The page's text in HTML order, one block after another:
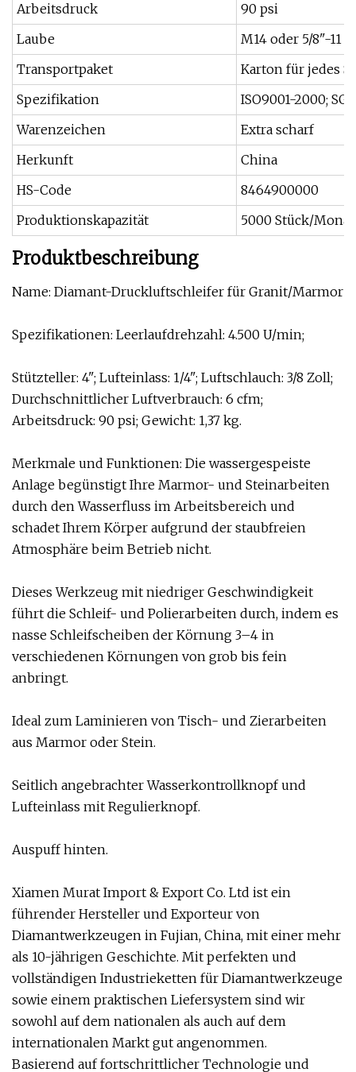
Arbeitsdruck
90 psi
Laube
M14 oder 5/8"-11
Transportpaket
Karton für jedes
Spezifikation
ISO9001-2000; SGS
Warenzeichen
Extra scharf
Herkunft
China
HS-Code
8464900000
Produktionskapazität
5000 Stück/Monat
Produktbeschreibung
Name: Diamant-Druckluftschleifer für Granit/Marmor
Spezifikationen: Leerlaufdrehzahl: 4.500 U/min;
Stützteller: 4"; Lufteinlass: 1/4"; Luftschlauch: 3/8 Zoll;
Durchschnittlicher Luftverbrauch: 6 cfm;
Arbeitsdruck: 90 psi; Gewicht: 1,37 kg.
Merkmale und Funktionen: Die wassergespeiste
Anlage begünstigt Ihre Marmor- und Steinarbeiten
durch den Wasserfluss im Arbeitsbereich und
schadet Ihrem Körper aufgrund der staubfreien
Atmosphäre beim Betrieb nicht.
Dieses Werkzeug mit niedriger Geschwindigkeit
führt die Schleif- und Polierarbeiten durch, indem es
nasse Schleifscheiben der Körnung 3–4 in
verschiedenen Körnungen von grob bis fein
anbringt.
Ideal zum Laminieren von Tisch- und Zierarbeiten
aus Marmor oder Stein.
Seitlich angebrachter Wasserkontrollknopf und
Lufteinlass mit Regulierknopf.
Auspuff hinten.
Xiamen Murat Import & Export Co. Ltd ist ein
führender Hersteller und Exporteur von
Diamantwerkzeugen in Fujian, China, mit einer mehr
als 10-jährigen Geschichte. Mit perfekten und
vollständigen Industrieketten für Diamantwerkzeuge
sowie einem praktischen Liefersystem sind wir
sowohl auf dem nationalen als auch auf dem
internationalen Markt gut angenommen.
Basierend auf fortschrittlicher Technologie und